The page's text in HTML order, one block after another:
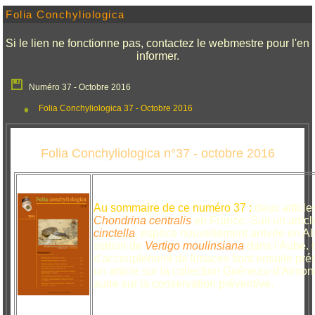
Folia Conchyliologica
Si le lien ne fonctionne pas, contactez le webmestre pour l'en
informer.
Numéro 37 - Octobre 2016
Folia Conchyliologica 37 - Octobre 2016
Folia Conchyliologica n°37 - octobre 2016
Au sommaire de ce numéro 37 : deux
Chondrina centralis en France. Suit un
cinctella, espèce nouvellement arrivée en
station de Vertigo moulinsiana dans l'Aube.
d'accouplement de limaces sont ensuite
un article sur la collection Guéneau-
autre sur la conservation préventive.